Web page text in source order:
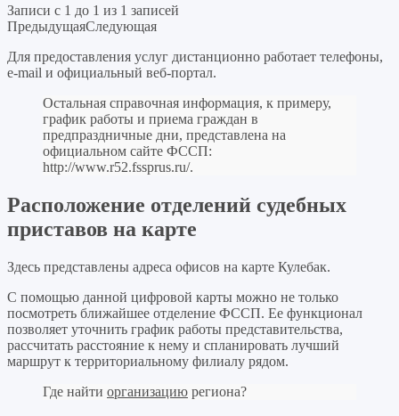
Записи с 1 до 1 из 1 записей
ПредыдущаяСледующая
Для предоставления услуг дистанционно работает телефоны,
e-mail и официальный веб-портал.
Остальная справочная информация, к примеру,
график работы и приема граждан в
предпраздничные дни, представлена на
официальном сайте ФССП:
http://www.r52.fssprus.ru/.
Расположение отделений судебных
приставов на карте
Здесь представлены адреса офисов на карте Кулебак.
С помощью данной цифровой карты можно не только
посмотреть ближайшее отделение ФССП. Ее функционал
позволяет уточнить график работы представительства,
рассчитать расстояние к нему и спланировать лучший
маршрут к территориальному филиалу рядом.
Где найти организацию региона?